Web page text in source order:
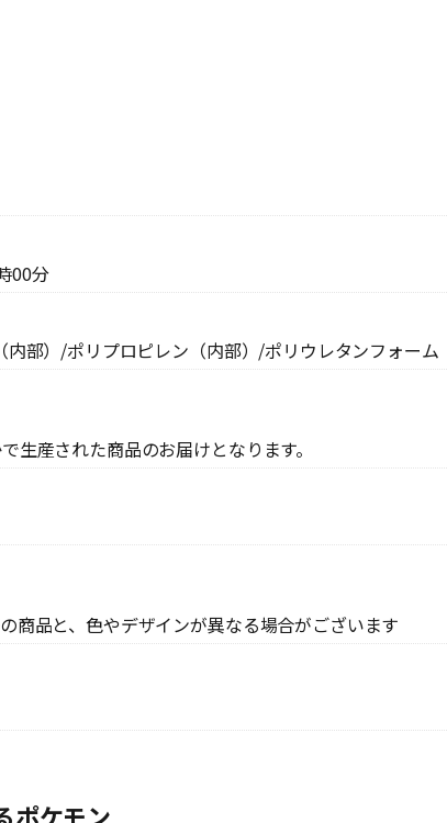
00分
部）/ポリプロピレン（内部）/ポリウレタンフォーム
生産された商品のお届けとなります。
商品と、色やデザインが異なる場合がございます
ポケモン